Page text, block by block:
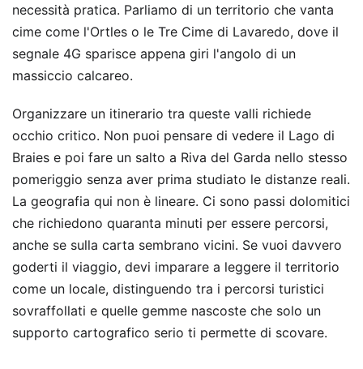
necessità pratica. Parliamo di un territorio che vanta
cime come l'Ortles o le Tre Cime di Lavaredo, dove il
segnale 4G sparisce appena giri l'angolo di un
massiccio calcareo.
Organizzare un itinerario tra queste valli richiede
occhio critico. Non puoi pensare di vedere il Lago di
Braies e poi fare un salto a Riva del Garda nello stesso
pomeriggio senza aver prima studiato le distanze reali.
La geografia qui non è lineare. Ci sono passi dolomitici
che richiedono quaranta minuti per essere percorsi,
anche se sulla carta sembrano vicini. Se vuoi davvero
goderti il viaggio, devi imparare a leggere il territorio
come un locale, distinguendo tra i percorsi turistici
sovraffollati e quelle gemme nascoste che solo un
supporto cartografico serio ti permette di scovare.